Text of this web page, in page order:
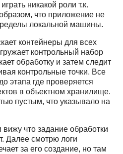
никакой роли т.к.
что приложение не
локальной машины.
контейнеры для всех
контрольный набор
обработку и затем следит
контрольные точки. Все
этапа где проверяется
в объектном хранилище.
пустым, что указывало на
что задание обработки
Далее смотрю логи
за его создание, но там